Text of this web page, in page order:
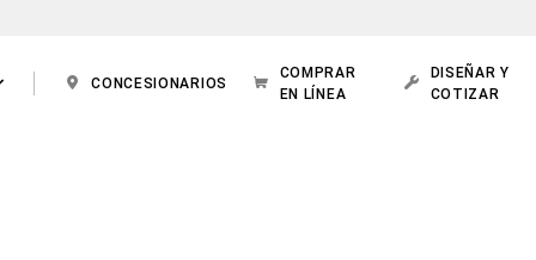
CONCESIONARIOS
COMPRAR
EN LÍNEA
DISEÑAR Y
COTIZAR